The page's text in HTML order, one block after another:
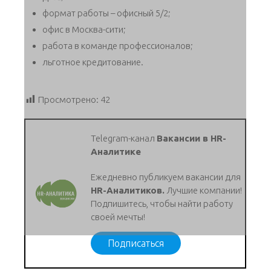
формат работы – офисный 5/2;
офис в Москва-сити;
работа в команде профессионалов;
льготное кредитование.
Просмотрено: 42
Telegram-канал Вакансии в HR-
Аналитике
Ежедневно публикуем вакансии для
HR-Аналитиков. Лучшие компании!
Подпишитесь, чтобы найти работу
своей мечты!
Подписаться